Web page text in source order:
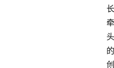
长
牵
头
的
创